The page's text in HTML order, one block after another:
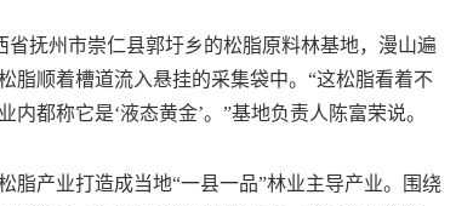
省抚州市崇仁县郭圩乡的松脂原料林基地，漫山遍
脂顺着槽道流入悬挂的采集袋中。“这松脂看着不
都称它是‘液态黄金’。”基地负责人陈富荣说。
产业打造成当地“一县一品”林业主导产业。围绕